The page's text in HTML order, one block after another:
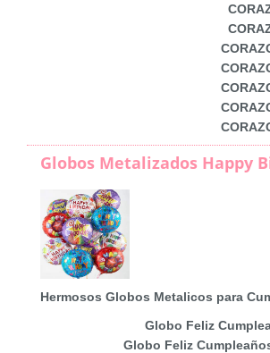
Globos Metalizados Happy
Hermosos Globos Metalicos para
Globo Feliz
Globo Feliz